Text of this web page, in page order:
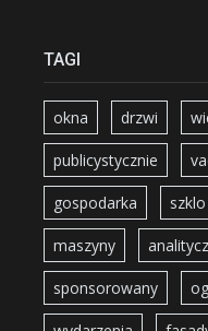
TAGI
okna drzwi
publicystycznie
gospodarka szklo
maszyny
sponsorowany